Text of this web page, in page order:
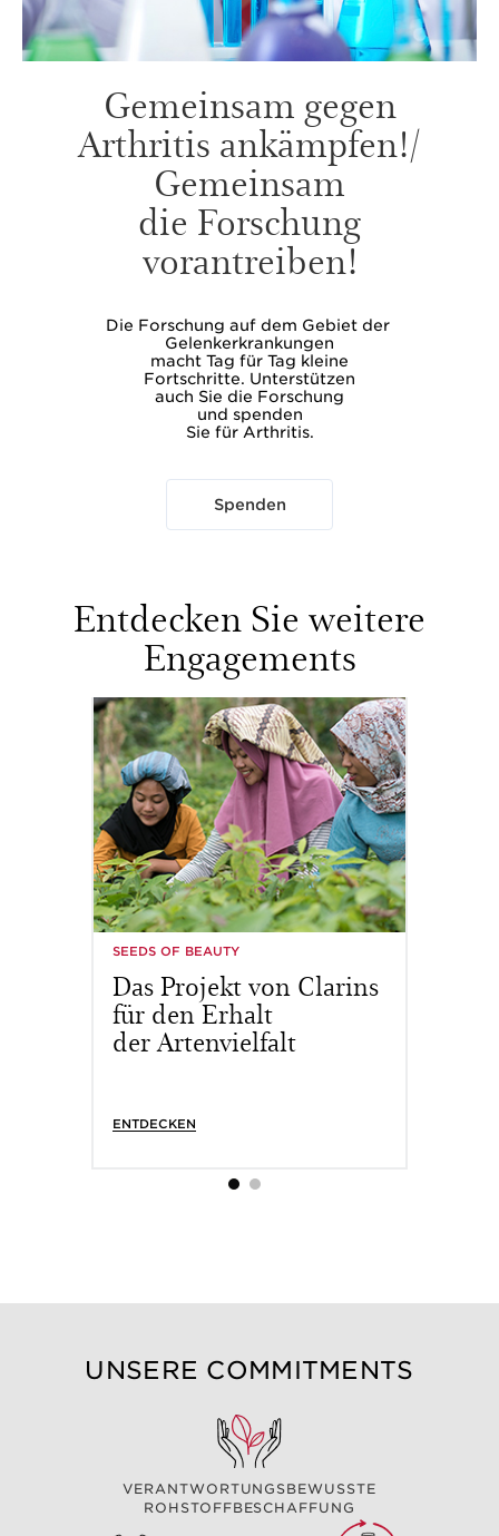
Gemeinsam gegen
Arthritis ankämpfen!/
Gemeinsam
die Forschung
vorantreiben!
Die Forschung auf dem Gebiet der
Gelenkerkrankungen
macht Tag für Tag kleine
Fortschritte. Unterstützen
auch Sie die Forschung
und spenden
Sie für Arthritis.
Spenden
Entdecken Sie weitere
Engagements
SEEDS OF BEAUTY
Das Projekt von Clarins
für den Erhalt
der Artenvielfalt
ENTDECKEN
UNSERE COMMITMENTS
VERANTWORTUNGSBEWUSSTE
ROHSTOFFBESCHAFFUNG